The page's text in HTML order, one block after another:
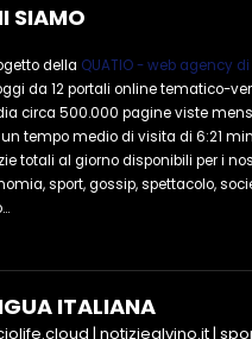
SIAMO
della QUATIO - web agency
da 12 portali online tematico-
circa 500.000 pagine viste
tempo medio di visita di 6:21
totali al giorno disponibili per i
sport, gossip, spettacolo,
ITALIANA
| notiziealvino.it|